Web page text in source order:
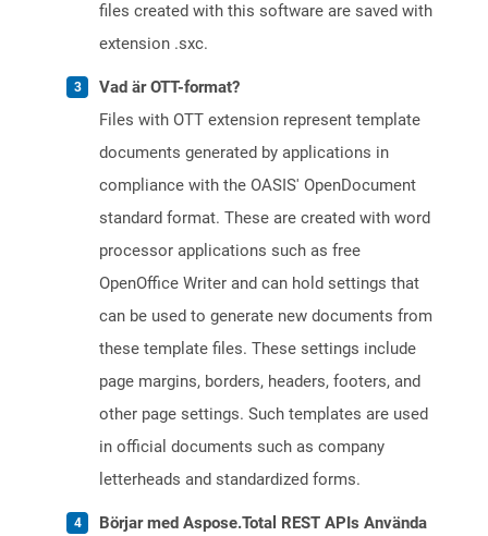
files created with this software are saved with
extension .sxc.
Vad är OTT-format?
Files with OTT extension represent template
documents generated by applications in
compliance with the OASIS' OpenDocument
standard format. These are created with word
processor applications such as free
OpenOffice Writer and can hold settings that
can be used to generate new documents from
these template files. These settings include
page margins, borders, headers, footers, and
other page settings. Such templates are used
in official documents such as company
letterheads and standardized forms.
Börjar med Aspose.Total REST APIs Använda